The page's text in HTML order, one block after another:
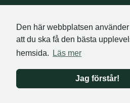
Den här webbplatsen
att du ska få den bästa
hemsida.
Läs mer
Jag förstår!
Cookie Policy